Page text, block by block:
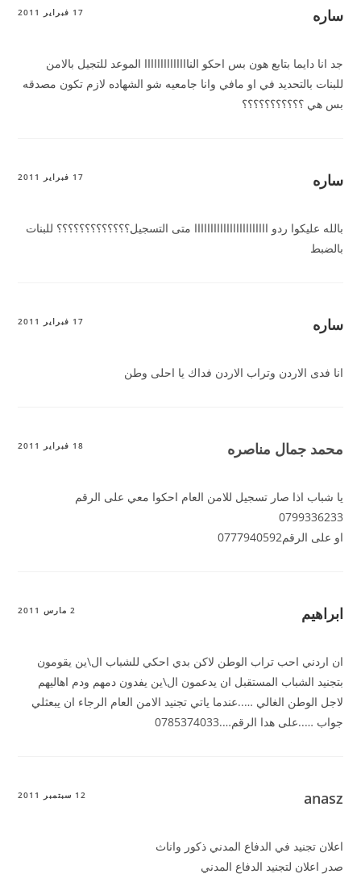
ساره 17 فبراير 2011
جد انا دايما بتابع هون بس احكو الناااااااااااااا الموعد للتجيل بالامن
للبنات بالتحديد في او مافي وانا جامعيه شو الشهاده لازم تكون مصدقه
بس هي ؟؟؟؟؟؟؟؟؟؟؟
ساره 17 فبراير 2011
بالله عليكوا ردو ااااااااااااااااااااااا متى التسجيل؟؟؟؟؟؟؟؟؟؟؟؟؟ للبنات
بالضبط
ساره 17 فبراير 2011
انا فدى الاردن وتراب الاردن فداك يا احلى وطن
محمد جمال مناصره 18 فبراير 2011
يا شباب اذا صار تسجيل للامن العام احكوا معي على الرقم
0799336233
او على الرقم0777940592
ابراهيم 2 مارس 2011
ان اردني احب تراب الوطن لاكن بدي احكي للشباب ال\ين يقومون
بتجنيد الشباب المستقبل ان يدعمون ال\ين يفدون دمهم ودم اهاليهم
لاجل الوطن الغالي …..عندما ياتي تجنيد الامن العام الرجاء ان يبعثلي
جواب …..على هدا الرقم….0785374033
anasz 12 سبتمبر 2011
اعلان تجنيد في الدفاع المدني ذكور واناث
صدر اعلان لتجنيد الدفاع المدني